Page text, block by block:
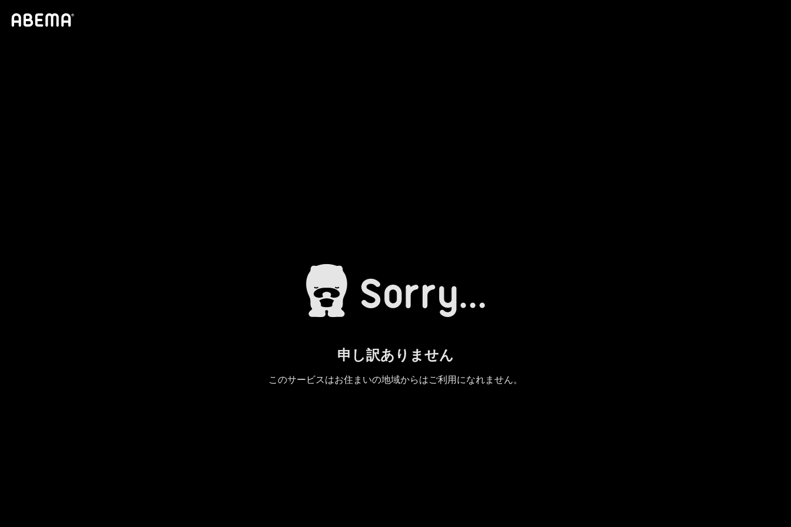
申し訳ありません
このサービスはお住まいの地域からはご利用になれません。